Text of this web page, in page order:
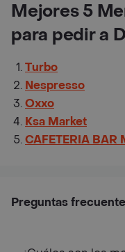
Mejores 5
para pedir a
Turbo
Nespresso
Oxxo
Ksa Market
CAFETERIA BAR
Preguntas